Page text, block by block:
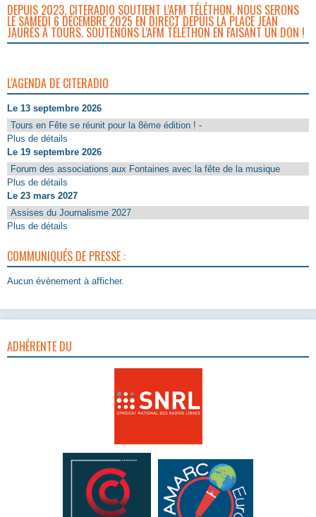
DEPUIS 2023, CITERADIO SOUTIENT L’AFM TÉLÉTHON. NOUS SERONS
LE SAMEDI 6 DÉCEMBRE 2025 EN DIRECT DEPUIS LA PLACE JEAN
JAURÈS À TOURS. SOUTENONS L’AFM TÉLÉTHON EN FAISANT UN DON !
L'AGENDA DE CITERADIO
Le 13 septembre 2026
Tours en Fête se réunit pour la 8ème édition ! -
Plus de détails
Le 19 septembre 2026
Forum des associations aux Fontaines avec la fête de la musique
Plus de détails
Le 23 mars 2027
Assises du Journalisme 2027
Plus de détails
COMMUNIQUÉS DE PRESSE :
Aucun évènement à afficher.
ADHÉRENTE DU